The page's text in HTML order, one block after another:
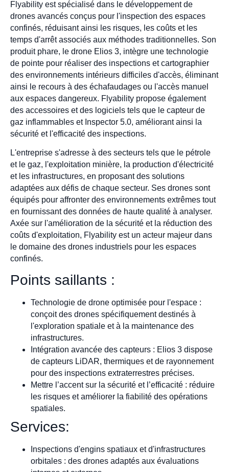
Flyability est spécialisé dans le développement de
drones avancés conçus pour l'inspection des espaces
confinés, réduisant ainsi les risques, les coûts et les
temps d'arrêt associés aux méthodes traditionnelles. Son
produit phare, le drone Elios 3, intègre une technologie
de pointe pour réaliser des inspections et cartographier
des environnements intérieurs difficiles d'accès, éliminant
ainsi le recours à des échafaudages ou l'accès manuel
aux espaces dangereux. Flyability propose également
des accessoires et des logiciels tels que le capteur de
gaz inflammables et Inspector 5.0, améliorant ainsi la
sécurité et l'efficacité des inspections.
L'entreprise s'adresse à des secteurs tels que le pétrole
et le gaz, l'exploitation minière, la production d'électricité
et les infrastructures, en proposant des solutions
adaptées aux défis de chaque secteur. Ses drones sont
équipés pour affronter des environnements extrêmes tout
en fournissant des données de haute qualité à analyser.
Axée sur l'amélioration de la sécurité et la réduction des
coûts d'exploitation, Flyability est un acteur majeur dans
le domaine des drones industriels pour les espaces
confinés.
Points saillants :
Technologie de drone optimisée pour l'espace :
conçoit des drones spécifiquement destinés à
l'exploration spatiale et à la maintenance des
infrastructures.
Intégration avancée des capteurs : Elios 3 dispose
de capteurs LiDAR, thermiques et de rayonnement
pour des inspections extraterrestres précises.
Mettre l’accent sur la sécurité et l’efficacité : réduire
les risques et améliorer la fiabilité des opérations
spatiales.
Services:
Inspections d'engins spatiaux et d'infrastructures
orbitales : des drones adaptés aux évaluations